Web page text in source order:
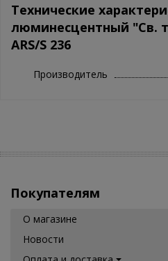
Технические
люминесцентный "Св.
ARS/S 236
Производитель
Покупателям
О магазине
Новости